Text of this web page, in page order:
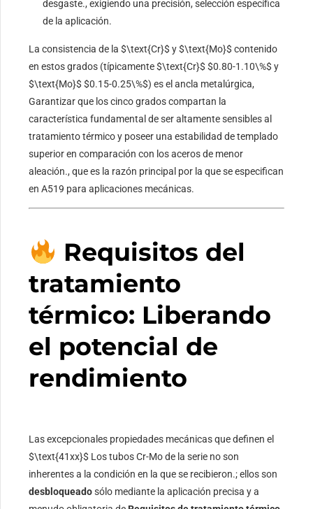
desgaste., exigiendo una precisión, selección específica
de la aplicación.
La consistencia de la$\text{Cr}$ y$\text{Mo}$ contenido
en estos grados (típicamente$\text{Cr}$ $0.80-1.10\%$ y
$\text{Mo}$ $0.15-0.25\%$) es el ancla metalúrgica,
Garantizar que los cinco grados compartan la
característica fundamental de ser altamente sensibles al
tratamiento térmico y poseer una estabilidad de templado
superior en comparación con los aceros de menor
aleación., que es la razón principal por la que se especifican
en A519 para aplicaciones mecánicas.
Requisitos del
tratamiento
térmico: Liberando
el potencial de
rendimiento
Las excepcionales propiedades mecánicas que definen el
$\text{41xx}$ Los tubos Cr-Mo de la serie no son
inherentes a la condición en la que se recibieron.; ellos son
desbloqueadosólo mediante la aplicación precisa y a